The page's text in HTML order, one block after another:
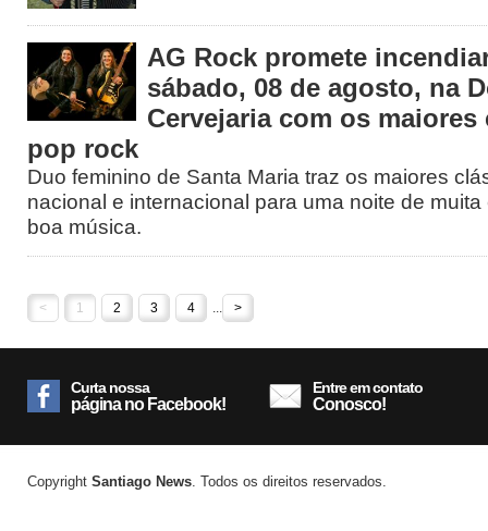
AG Rock promete
sábado, 08 de agosto, na
Cervejaria com os
pop rock
Duo feminino de Santa Maria traz os maiores
nacional e internacional para uma noite de
boa música.
< 1 2 3 4 ... >
Curta nossa
página no Facebook!
Entre em contato
Conosco!
Copyright Santiago News. Todos os direitos reservados.